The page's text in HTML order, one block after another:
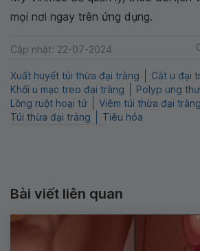
mọi nơi ngay trên ứng dụng.
Cập nhật: 22-07-2024
Xuất huyết túi thừa đại tràng
Cắt u đại
Khối u mạc treo đại tràng
Polyp ung
Lồng ruột hoại tử
Viêm túi thừa đại tràng
Túi thừa đại tràng
Tiêu hóa
Bài viết liên quan